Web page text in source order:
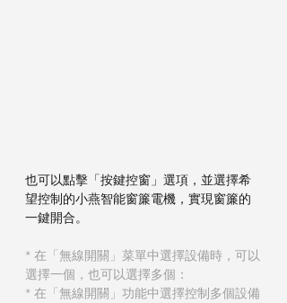
也可以點擊「按鍵控窗」選項，並選擇希
望控制的小燕智能窗簾電機，實現窗簾的
一鍵開合。
* 在「無線開關」菜單中選擇設備時，可以
選擇一個，也可以選擇多個：
* 在「無線開關」功能中選擇控制多個設備